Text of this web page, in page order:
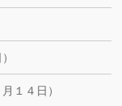
１４日）